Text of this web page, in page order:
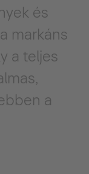
és
markáns
a teljes
a